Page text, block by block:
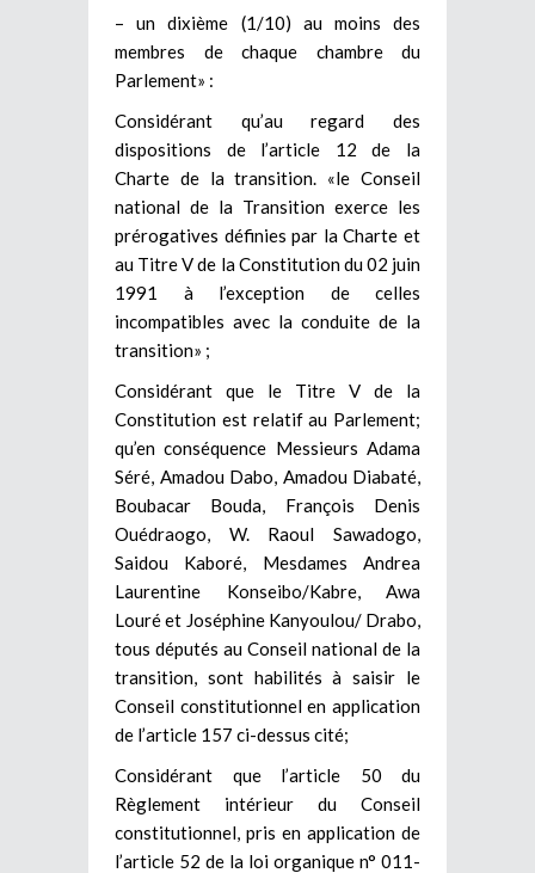
– un dixième (1/10) au moins des
membres de chaque chambre du
Parlement» :
Considérant qu’au regard des
dispositions de l’article 12 de la
Charte de la transition. «le Conseil
national de la Transition exerce les
prérogatives définies par la Charte et
au Titre V de la Constitution du 02 juin
1991 à l’exception de celles
incompatibles avec la conduite de la
transition» ;
Considérant que le Titre V de la
Constitution est relatif au Parlement;
qu’en conséquence Messieurs Adama
Séré, Amadou Dabo, Amadou Diabaté,
Boubacar Bouda, François Denis
Ouédraogo, W. Raoul Sawadogo,
Saidou Kaboré, Mesdames Andrea
Laurentine Konseibo/Kabre, Awa
Louré et Joséphine Kanyoulou/ Drabo,
tous députés au Conseil national de la
transition, sont habilités à saisir le
Conseil constitutionnel en application
de l’article 157 ci-dessus cité;
Considérant que l’article 50 du
Règlement intérieur du Conseil
constitutionnel, pris en application de
l’article 52 de la loi organique n° 011-